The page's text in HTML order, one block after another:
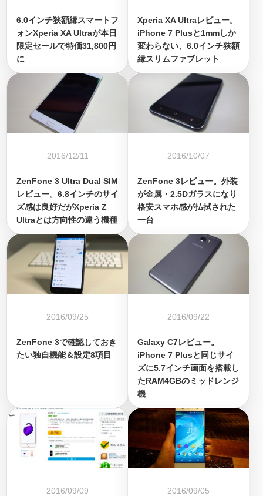
6.0インチ狭額縁スマートフ
ォンXperia XA Ultraが本日
限定セールで特価31,800円
に
Xperia XA Ultraレビュー。
iPhone 7 Plusと1mmしか
変わらない、6.0インチ狭額
縁スリムファブレット
2016/12/11
ZenFone 3 Ultra Dual SIM
レビュー。6.8インチのサイ
ズ感は良好だがXperia Z
Ultraとは方向性の違う機種
2016/10/07
ZenFone 3レビュー。外装
が金属・2.5Dガラスになり
格安スマホ感が払拭された
一台
2016/09/25
ZenFone 3で確認しておき
たい独自機能＆設定8項目
2016/09/22
Galaxy C7レビュー。
iPhone 7 Plusと同じサイ
ズに5.7インチ画面を搭載し
たRAM4GBのミッドレンジ
機
2016/09/09 2016/09/05